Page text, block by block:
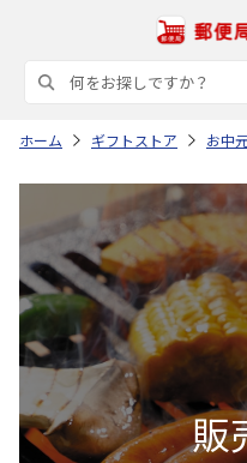
ホーム ギフトストア お中